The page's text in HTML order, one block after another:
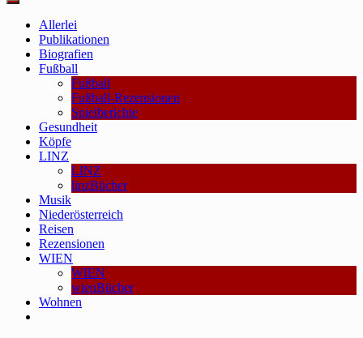
Main
Allerlei
Publikationen
Biografien
Fußball
Fußball
Fußball-Rezensionen
Spielberichte
Gesundheit
Köpfe
LINZ
LINZ
linzBücher
Musik
Niederösterreich
Reisen
Rezensionen
WIEN
WIEN
wienBücher
Wohnen